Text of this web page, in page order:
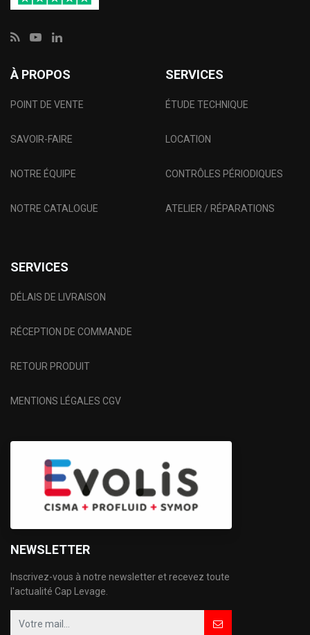
À PROPOS
POINT DE VENTE
SAVOIR-FAIRE
NOTRE ÉQUIPE
NOTRE CATALOGUE
SERVICES
ÉTUDE TECHNIQUE
LOCATION
CONTRÔLES PÉRIODIQUES
ATELIER / RÉPARATIONS
SERVICES
DÉLAIS DE LIVRAISON
RÉCEPTION DE COMMANDE
RETOUR PRODUIT
MENTIONS LÉGALES CGV
NEWSLETTER
Inscrivez-vous à notre newsletter et recevez toute
l'actualité Cap Levage.